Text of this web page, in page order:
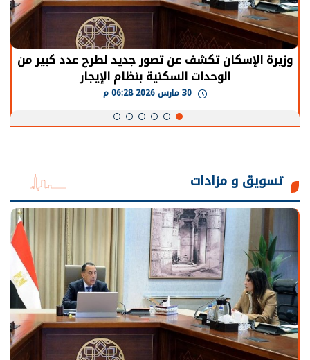
الرئيس السيسي: توقف الأنشطة في قطاع الطاقة
يحتاج إلى سنوات لعودة معدلات الإنتاج الطبيعية
تسويق و مزادات